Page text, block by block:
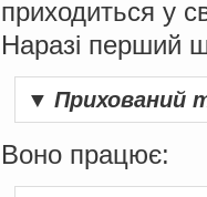
приходиться у
Наразі перший
▼ Прихований
Воно працює: